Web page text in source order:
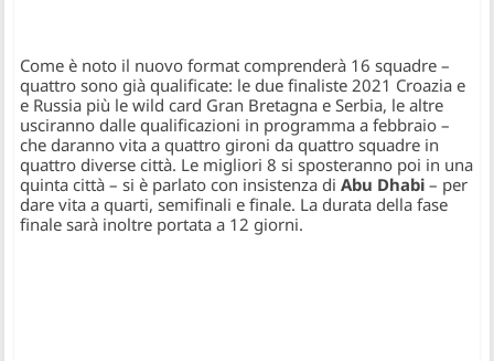
Come è noto il nuovo format comprenderà 16 squadre –
quattro sono già qualificate: le due finaliste 2021 Croazia e
e Russia più le wild card Gran Bretagna e Serbia, le altre
usciranno dalle qualificazioni in programma a febbraio –
che daranno vita a quattro gironi da quattro squadre in
quattro diverse città. Le migliori 8 si sposteranno poi in una
quinta città – si è parlato con insistenza diAbu Dhabi – per
dare vita a quarti, semifinali e finale. La durata della fase
finale sarà inoltre portata a 12 giorni.